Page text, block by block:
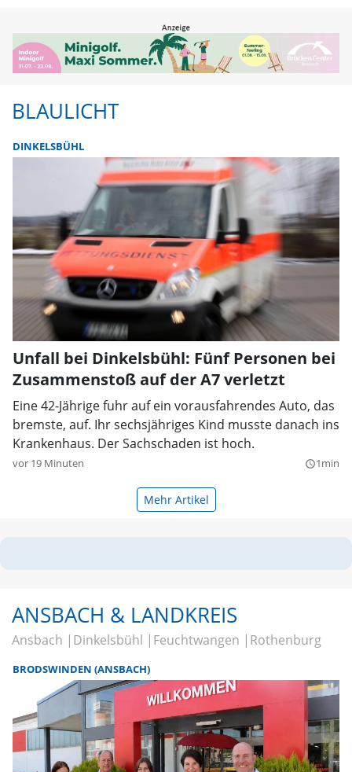
BLAULICHT
DINKELSBÜHL
Unfall bei Dinkelsbühl: Fünf Personen bei
Zusammenstoß auf der A7 verletzt
Eine 42-Jährige fuhr auf ein vorausfahrendes Auto, das
bremste, auf. Ihr sechsjähriges Kind musste danach ins
Krankenhaus. Der Sachschaden ist hoch.
vor 19 Minuten query_builder1min
Mehr Artikel
ANSBACH & LANDKREIS
Ansbach Dinkelsbühl Feuchtwangen Rothenburg
BRODSWINDEN (ANSBACH)